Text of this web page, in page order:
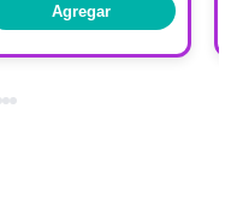
Agregar